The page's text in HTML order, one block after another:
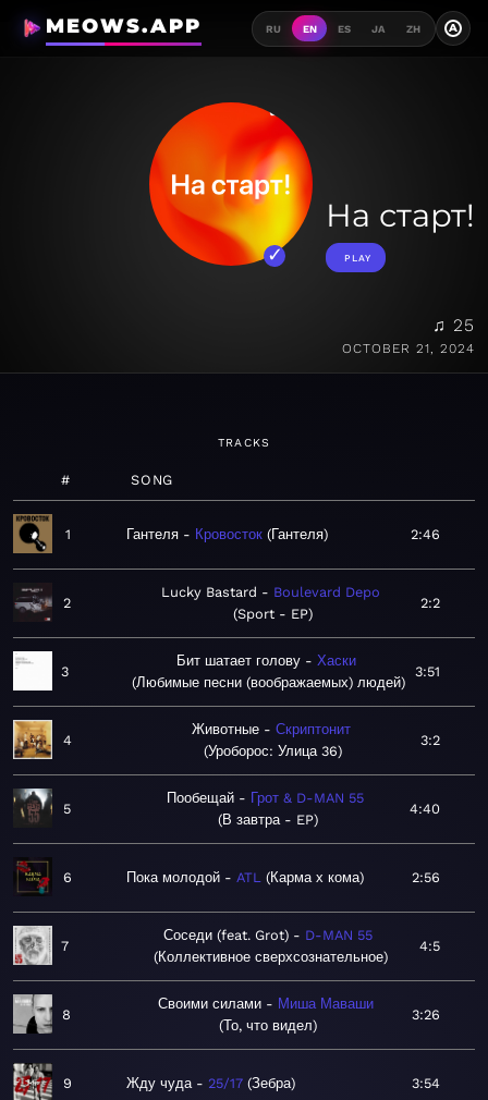
MEOWS.APP RU EN ES JA ZH A
На старт!
PLAY
♫ 25
OCTOBER 21, 2024
TRACKS
# SONG
1 Гантеля Кровосток Гантеля 2:46
2
Lucky Bastard
Boulevard Depo
Sport - EP
2:2
3
Бит шатает голову
Хаски
Любимые песни (воображаемых) людей
3:51
4
Животные
Скриптонит
Уроборос: Улица 36
3:2
5
Пообещай
Грот & D-MAN 55
В завтра - EP
4:40
6 Пока молодой ATL Карма х кома 2:56
7
Соседи (feat. Grot)
D-MAN 55
Коллективное сверхсознательное
4:5
8
Своими силами
Миша Маваши
То, что видел
3:26
9 Жду чуда 25/17 Зебра 3:54